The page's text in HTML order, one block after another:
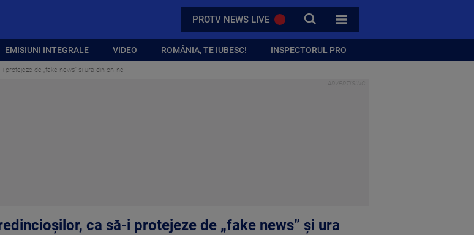
PROTV NEWS LIVE CAUTA
TOATE CATEGORIILE
EMISIUNI INTEGRALE VIDEO ROMÂNIA, TE IUBESC! INSPECTORUL PRO
de „fake news” și ura din online
ca să-i protejeze de „fake news” și ura